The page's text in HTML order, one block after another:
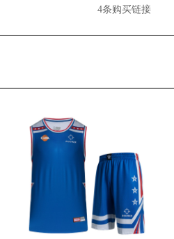
4条购买链接